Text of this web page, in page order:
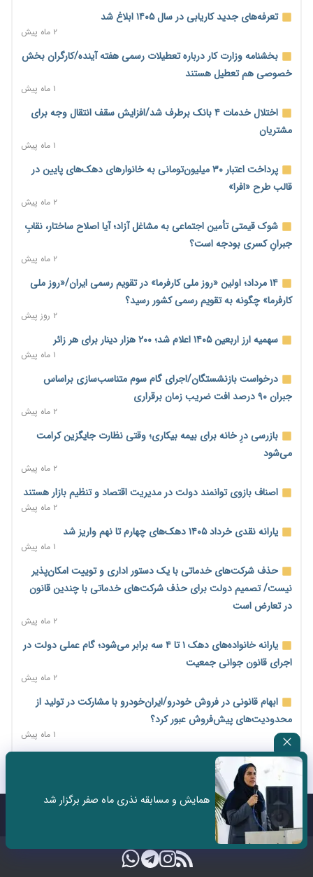
رشد ۷۵ هزار میلیاردی بازار خرید اعتباری؛ فین‌تک‌ها وارد میدان
احتمال اختلال ۲۴ ساعته در سامانه‌های تأمین اجتماعی
۲ روز پیش
آغاز اجرای پایلوت «ردا کارت» برای دانشجویان تحصیلات تکمیلی
محدودیت تازه برای شبکه بانکی؛ افزایش سپرده قانونی با هدف
کنترل تورم
ترمز تولید خودرو کشیده شد؛ افت ۲۵ درصدی تیراژ ایران‌خودرو،
سایپا و پارس‌خودرو
۲ روز پیش
نماینده مجلس: توسعه مرزهای زمینی به راهبرد تأمین کالاهای
خانه کارگر قزوین: شکاف دستمزد و هزینه معیشت هر روز عمیق‌تر
می‌شود
رئیس سازمان امور مالیاتی: بلاگرهای پردرآمد مشمول پرداخت
مالیات هستند
پیش‌بینی افزایش تولید برنج؛ نیاز وارداتی کشور به ۵۰۰ هزار تن
کاهش می‌یابد
۲ روز پیش
اختیارات جدید گمرکات برای تمدید ورود موقت کالا و خودرو تا
پایان شهریور ابلاغ شد
۲ روز پیش
فهرست کالاهای فولادی و فلزات مشمول بازگشت ۱۰۰ درصد ارز
صادراتی ابلاغ شد
۲ روز پیش
مرحله سیزدهم کالابرگ در سایه تورم؛ قدرت خرید یارانه یک‌میلیونی
بیش از پیش آب رفت
۲ روز پیش
۱۴ مرداد؛ اولین «روز ملی کارفرما» در تقویم رسمی ایران/«روز ملی
کارفرما» چگونه به تقویم رسمی کشور رسید؟
سکه در یک قدمی ۱۸۵ میلیون تومان
تشکل‌ها در مسیر ارتقای تاب‌آوری اعضا برنامه‌ریزی کنند
تعرفه‌های جدید کاریابی در سال ۱۴۰۵ ابلاغ شد
۲ ماه پیش
بخشنامه وزارت کار درباره تعطیلات رسمی هفته آینده/کارگران بخش
خصوصی هم تعطیل هستند
۱ ماه پیش
اختلال خدمات ۴ بانک برطرف شد/افزایش سقف انتقال وجه برای
مشتریان
۱ ماه پیش
پرداخت اعتبار ۳۰ میلیون‌تومانی به خانوارهای دهک‌های پایین در
قالب طرح «افرا»
۲ ماه پیش
شوک قیمتی تأمین اجتماعی به مشاغل آزاد؛ آیا اصلاح ساختار، نقابِ
جبرانِ کسری بودجه است؟
۲ ماه پیش
۱۴ مرداد؛ اولین «روز ملی کارفرما» در تقویم رسمی ایران/«روز ملی
کارفرما» چگونه به تقویم رسمی کشور رسید؟
۲ روز پیش
سهمیه ارز اربعین ۱۴۰۵ اعلام شد؛ ۲۰۰ هزار دینار برای هر زائر
۱ ماه پیش
درخواست بازنشستگان/اجرای گام سوم متناسب‌سازی براساس
جبران ۹۰ درصد افت ضریب زمان برقراری
۲ ماه پیش
بازرسی درِ خانه برای بیمه بیکاری؛ وقتی نظارت جایگزین کرامت
می‌شود
۲ ماه پیش
اصناف بازوی توانمند دولت در مدیریت اقتصاد و تنظیم بازار هستند
۲ ماه پیش
یارانه نقدی خرداد ۱۴۰۵ دهک‌های چهارم تا نهم واریز شد
۱ ماه پیش
حذف شرکت‌های خدماتی با یک دستور اداری و توییت امکان‌پذیر
نیست/ تصمیم دولت برای حذف شرکت‌های خدماتی با چندین قانون
در تعارض است
۲ ماه پیش
یارانه خانواده‌های دهک ۱ تا ۴ سه برابر می‌شود؛ گام عملی دولت در
اجرای قانون جوانی جمعیت
۲ ماه پیش
ابهام قانونی در فروش خودرو/ایران‌خودرو با مشارکت در تولید از
محدودیت‌های پیش‌فروش عبور کرد؟
۱ ماه پیش
سه نماد جدید اخزا در فرابورس پذیرش شد
ثبت نادرست عنوان شغلی، کارگر و کارفرما را با جریمه و شکایت
روبه‌رو می‌کند
همایش و مسابقه نذری ماه صفر برگزار شد